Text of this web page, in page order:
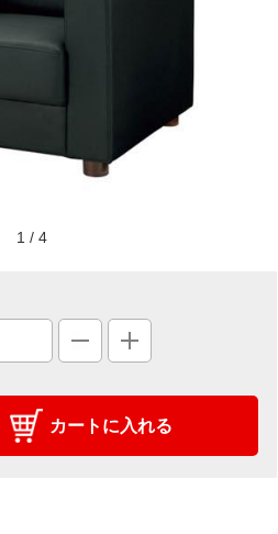
1 / 4
カートに入れる